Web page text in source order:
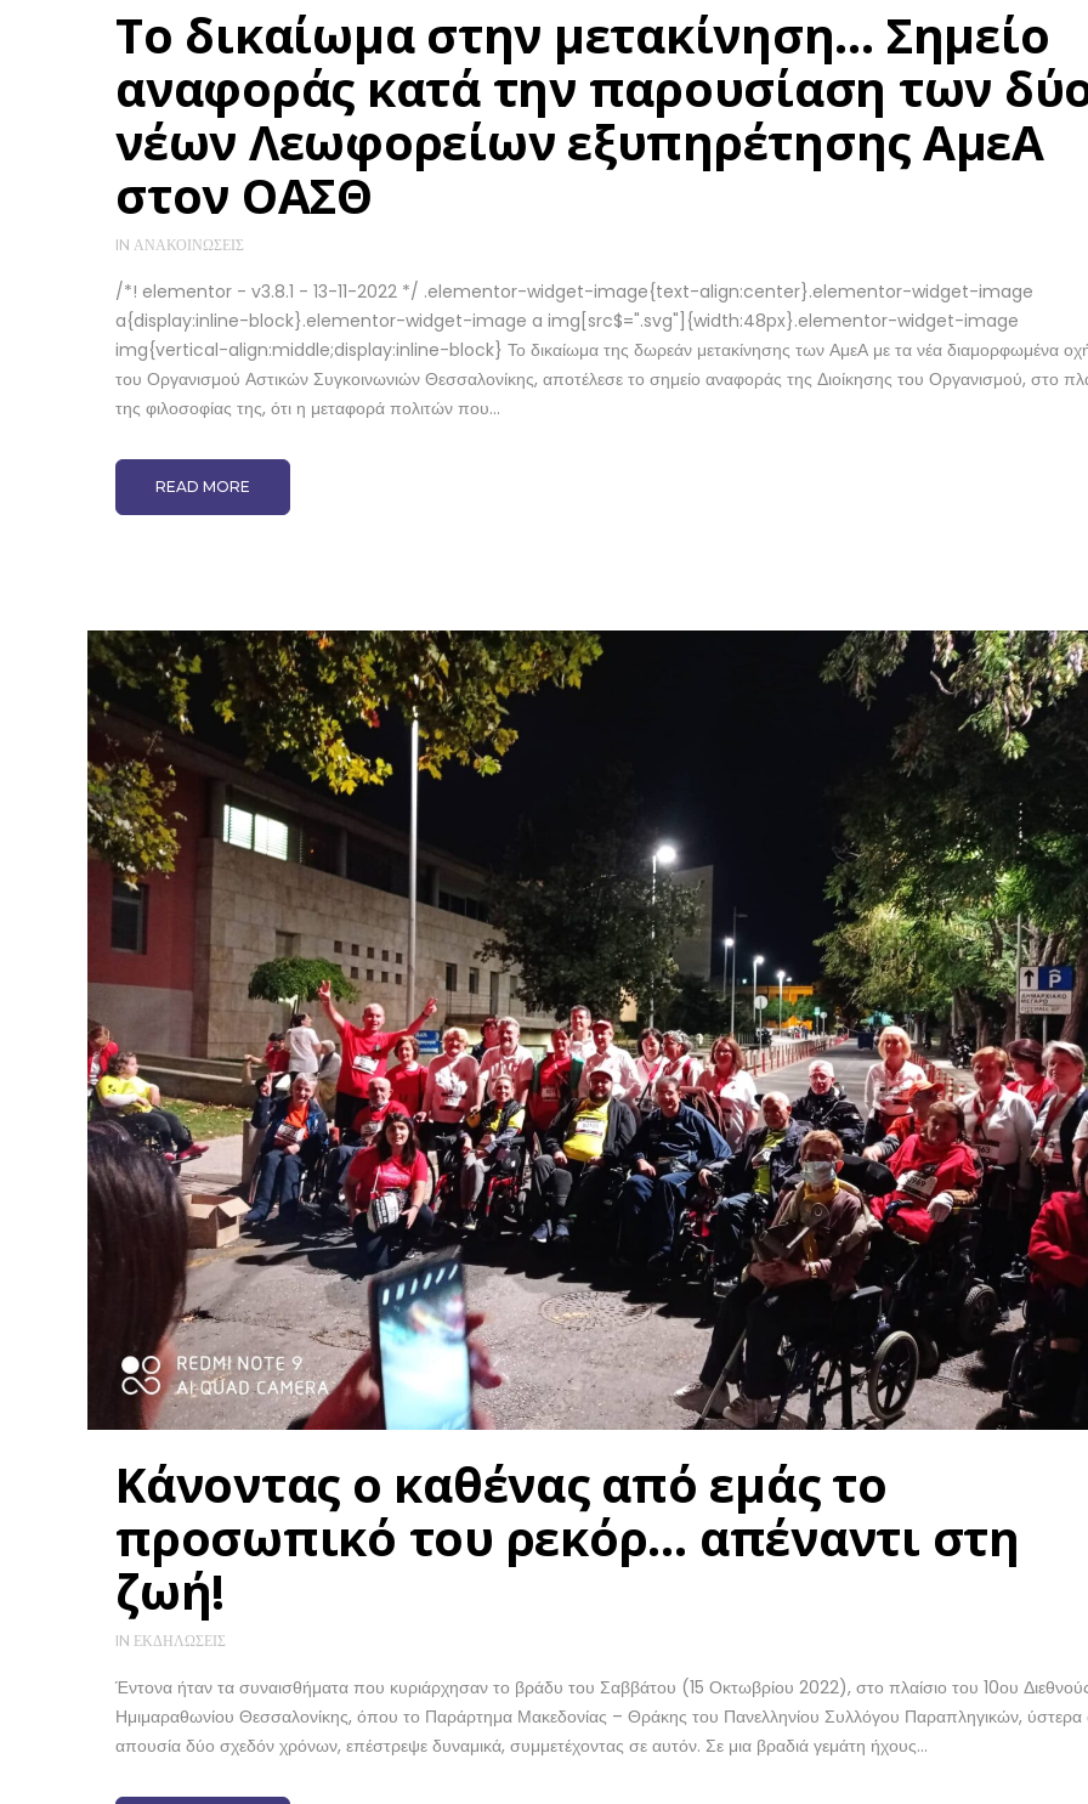
Το δικαίωμα στην μετακίνηση… Σημείο
αναφοράς κατά την παρουσίαση των
νέων Λεωφορείων εξυπηρέτησης ΑμεΑ
στον ΟΑΣΘ
IN ΑΝΑΚΟΙΝΏΣΕΙΣ
/*! elementor - v3.8.1 - 13-11-2022 */ .elementor-widget-image{text-align:center}.elementor-widget-image
a{display:inline-block}.elementor-widget-image a img[src$=".svg"]{width:48px}.elementor-widget-image
img{vertical-align:middle;display:inline-block} Το δικαίωμα της δωρεάν μετακίνησης των ΑμεΑ με τα νέα διαμορφωμένα
του Οργανισμού Αστικών Συγκοινωνιών Θεσσαλονίκης, αποτέλεσε το σημείο αναφοράς της Διοίκησης του Οργανισμού, στο
της φιλοσοφίας της, ότι η μεταφορά πολιτών που...
READ MORE
Κάνοντας ο καθένας από εμάς το
προσωπικό του ρεκόρ… απέναντι στη
ζωή!
IN ΕΚΔΗΛΏΣΕΙΣ
Έντονα ήταν τα συναισθήματα που κυριάρχησαν το βράδυ του Σαββάτου (15 Οκτωβρίου 2022), στο πλαίσιο του 10ου
Ημιμαραθωνίου Θεσσαλονίκης, όπου το Παράρτημα Μακεδονίας – Θράκης του Πανελληνίου Συλλόγου Παραπληγικών,
απουσία δύο σχεδόν χρόνων, επέστρεψε δυναμικά, συμμετέχοντας σε αυτόν. Σε μια βραδιά γεμάτη ήχους...